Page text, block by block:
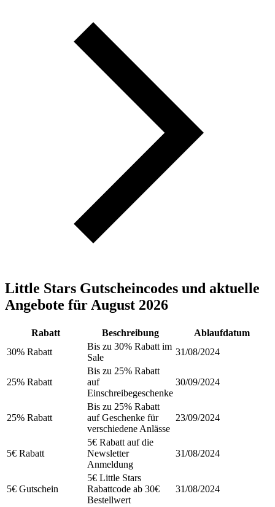
Little Stars Gutscheincodes und aktuelle
Angebote für August 2026
Rabatt Beschreibung
Ablaufdatum
30% Rabatt
Bis zu 30% Rabatt im
Sale
31/08/2024
25% Rabatt
Bis zu 25% Rabatt
auf
Einschreibegeschenke
30/09/2024
25% Rabatt
Bis zu 25% Rabatt
auf Geschenke für
verschiedene Anlässe
23/09/2024
5€ Rabatt
5€ Rabatt auf die
Newsletter
Anmeldung
31/08/2024
5€ Gutschein
5€ Little Stars
Rabattcode ab 30€
Bestellwert
31/08/2024